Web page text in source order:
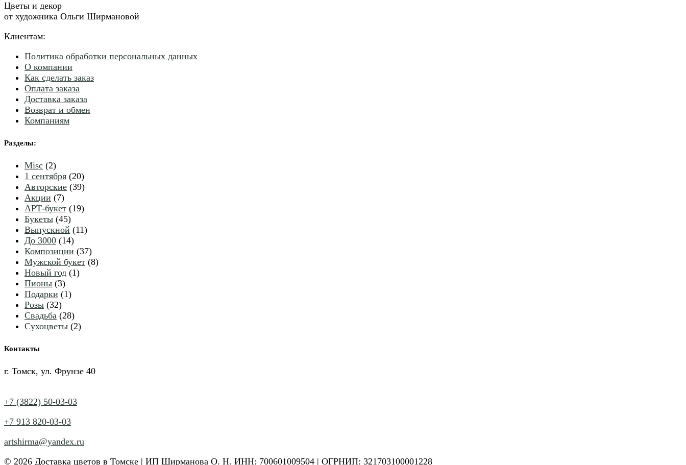
Цветы и декор
от художника Ольги Ширмановой
Клиентам:
Политика обработки персональных данных
О компании
Как сделать заказ
Оплата заказа
Доставка заказа
Возврат и обмен
Компаниям
Разделы:
Misc 22
товара
1 сентября 2020
товаров
Авторские 3939
Акции 77
товаров
АРТ-букет 1919
Букеты 4545
товаров
Выпускной 1111
До 3000 1414
товаров
Композиции 3737
товаров
Мужской букет 88
Новый год 11
Пионы 33
товара
Подарки 11
Розы 3232
товара
Свадьба 2828
товаров
Сухоцветы 22
Контакты
г. Томск, ул. Фрунзе 40
+7 (3822) 50-03-03
+7 913 820-03-03
artshirma@yandex.ru
© 2026 Доставка цветов в Томске | ИП Ширманова О. Н. ИНН: 700601009504 | ОГРНИП: 321703100001228